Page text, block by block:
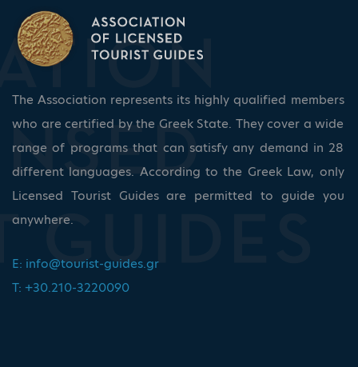
The Association represents its highly qualified members
who are certified by the Greek State. They cover a wide
range of programs that can satisfy any demand in 28
different languages. According to the Greek Law, only
Licensed Tourist Guides are permitted to guide you
anywhere.
E: info@tourist-guides.gr
T: +30.210-3220090